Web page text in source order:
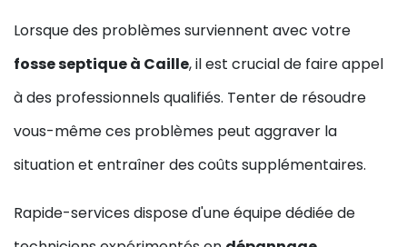
Lorsque des problèmes surviennent avec votre
fosse septique à Caille, il est crucial de faire appel
à des professionnels qualifiés. Tenter de résoudre
vous-même ces problèmes peut aggraver la
situation et entraîner des coûts supplémentaires.
Rapide-services dispose d'une équipe dédiée de